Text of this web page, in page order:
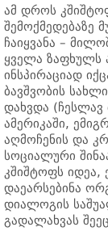
ამ დროს
შემოქმედებაზე
ჩაიყვანა –
ყველა ზაფხულს
ინსპირაციად
ბავშვობის
დახვდა
ამერიკაში,
აღმოჩენის და
სოციალური
კშიშტოფს იდეა,
დაეარსებინა
დიალოგის
გადალახვას